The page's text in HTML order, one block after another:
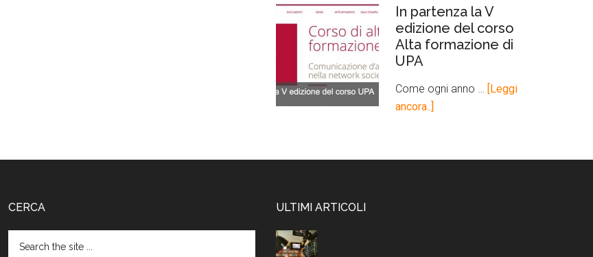
In partenza la V
edizione del corso
Alta formazione di
UPA
Come ogni anno …
[Leggi
ancora..]
CERCA ULTIMI ARTICOLI